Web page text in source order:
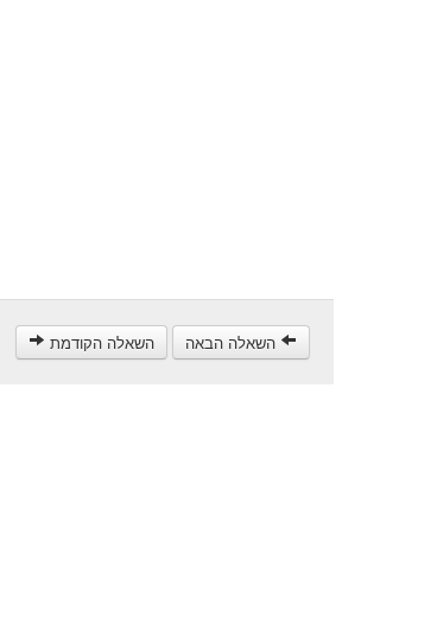
השאלה הקודמת